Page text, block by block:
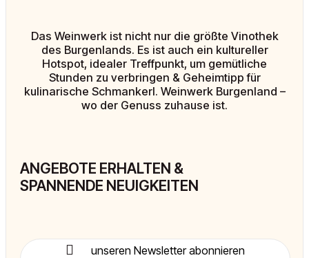
Das Weinwerk ist nicht nur die größte Vinothek
des Burgenlands. Es ist auch ein kultureller
Hotspot, idealer Treffpunkt, um gemütliche
Stunden zu verbringen & Geheimtipp für
kulinarische Schmankerl. Weinwerk Burgenland –
wo der Genuss zuhause ist.
ANGEBOTE ERHALTEN &
SPANNENDE NEUIGKEITEN
unseren Newsletter abonnieren